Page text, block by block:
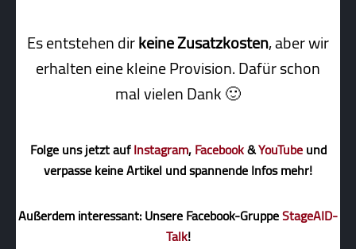
Es entstehen dirkeine Zusatzkosten, aber wir
erhalten eine kleine Pro­vi­sion. Dafür schon
mal vielen Dank 🙂
Folge uns jetzt aufInstagram,Facebook&YouTubeund
verpasse keine Artikel und spannende Infos mehr!
Außerdem interessant: Unsere Facebook-GruppeStageAID-
Talk!